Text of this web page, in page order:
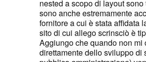
nested a scopo di layout
sono anche estremamente
fornitore a cui è stata affidata
sito di cui allego scrinsciò è
Aggiungo che quando non mi
direttamente dello sviluppo di